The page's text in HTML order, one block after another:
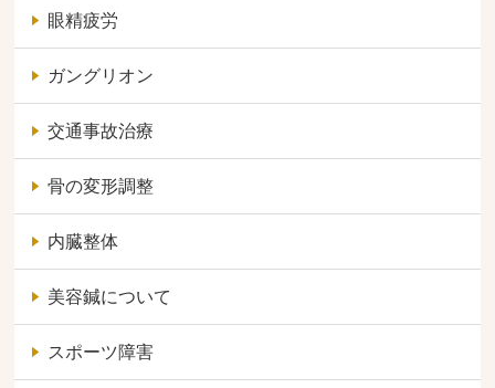
眼精疲労
ガングリオン
交通事故治療
骨の変形調整
内臓整体
美容鍼について
スポーツ障害